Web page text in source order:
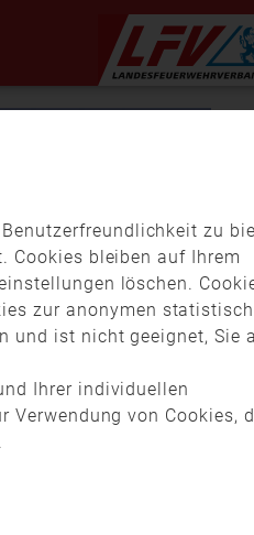
zu
Cookies bleiben auf Ihrem
löschen.
zur anonymen
und ist nicht geeignet, Sie
Ihrer individuellen
von Cookies,
.